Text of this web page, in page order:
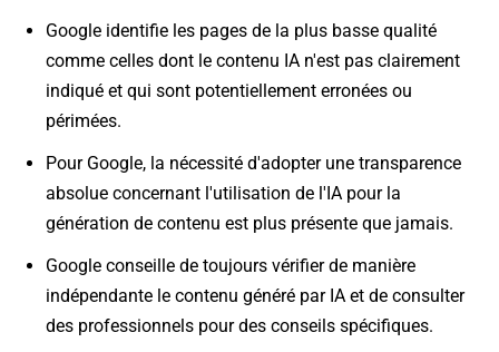
Google identifie les pages de la plus basse qualité
comme celles dont le contenu IA n'est pas clairement
indiqué et qui sont potentiellement erronées ou
périmées.
Pour Google, la nécessité d'adopter une transparence
absolue concernant l'utilisation de l'IA pour la
génération de contenu est plus présente que jamais.
Google conseille de toujours vérifier de manière
indépendante le contenu généré par IA et de consulter
des professionnels pour des conseils spécifiques.